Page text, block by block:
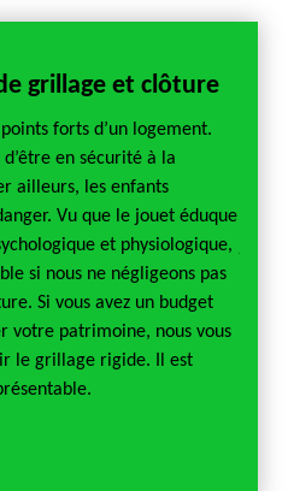
grillage et clôture
forts d’un logement.
en sécurité à la
ailleurs, les enfants
Vu que le jouet éduque
et physiologique,
si nous ne négligeons pas
Si vous avez un budget
votre patrimoine, nous vous
le grillage rigide. Il est